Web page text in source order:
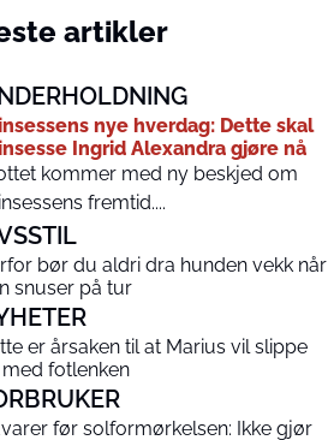
artikler
nye hverdag: Dette skal
Ingrid Alexandra gjøre nå
kommer med ny beskjed om
fremtid....
bør du aldri dra hunden vekk når
snuser på tur
er årsaken til at Marius vil slippe
fotlenken
før solformørkelsen: Ikke gjør